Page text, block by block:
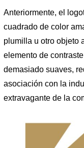
Anteriormente, el
cuadrado de color
plumilla u otro objeto
elemento de
demasiado suaves,
asociación con la
extravagante de la